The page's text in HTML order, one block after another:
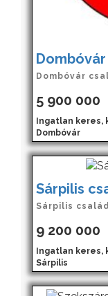
Dombóvár
5 900 000
Ingatlan keres,
Dombóvár
Sárpilis
Sárpilis
9 200 000
Ingatlan keres,
Sárpilis